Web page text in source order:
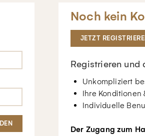
Noch kein
JETZT
Registrieren und
Unkompliziert
Ihre Konditionen
Individuelle
Der Zugang zum